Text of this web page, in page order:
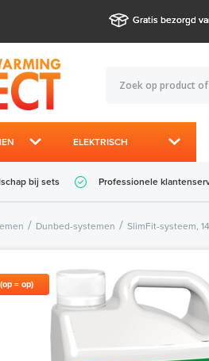
Gratis bezorgd
ELEKTRISCH
bij sets Professionele
Dunbed-systemen SlimFit-systeem,
= op)